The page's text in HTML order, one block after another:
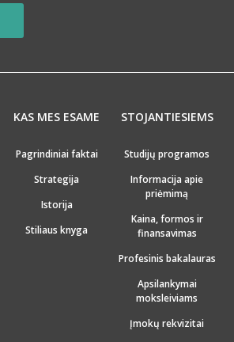
KAS MES ESAME
Pagrindiniai faktai
Strategija
Istorija
Stiliaus knyga
STOJANTIESIEMS
Studijų programos
Informacija apie
priėmimą
Kaina, formos ir
finansavimas
Profesinis bakalauras
Apsilankymai
moksleiviams
Įmokų rekvizitai